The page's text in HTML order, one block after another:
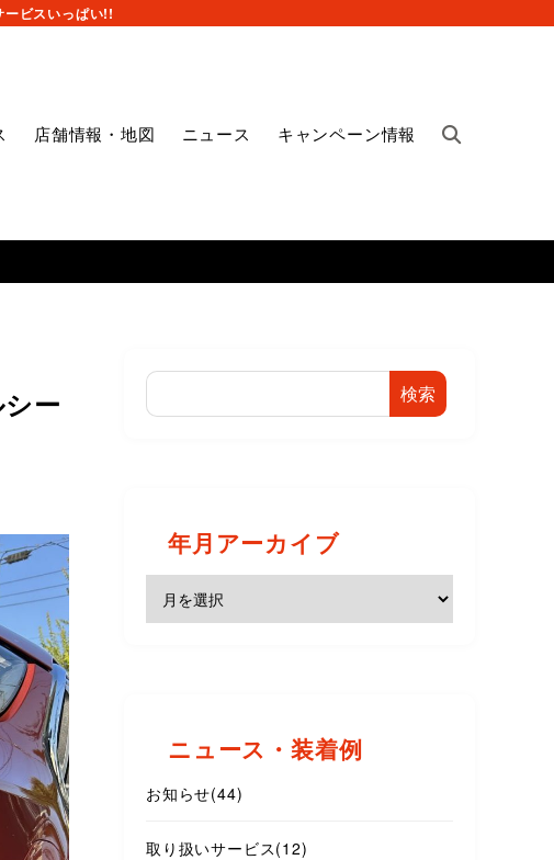
ービスいっぱい!!
店舗情報・地図 ニュース キャンペーン情報
ー
検索
年月アーカイブ
ニュース・装着例
お知らせ(44)
取り扱いサービス(12)